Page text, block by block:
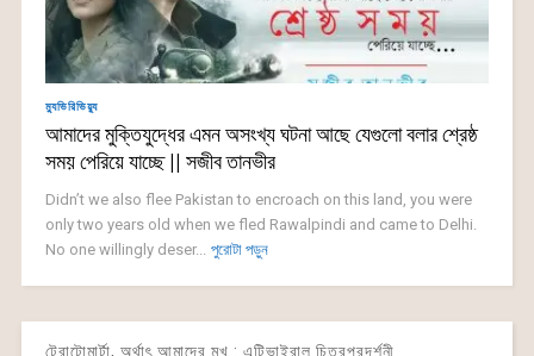
ম্যুভিরিভিয়্যু
আমাদের মুক্তিযুদ্ধের এমন অসংখ্য ঘটনা আছে যেগুলো বলার শ্রেষ্ঠ
সময় পেরিয়ে যাচ্ছে || সজীব তানভীর
Didn’t we also flee Pakistan to encroach on this land, you were
only two years old when we fled Rawalpindi and came to Delhi.
No one willingly deser... পুরোটা পড়ুন
টেরাটোমার্টা, অর্থাৎ আমাদের মুখ : এন্টিভাইরাল চিত্রপ্রদর্শনী